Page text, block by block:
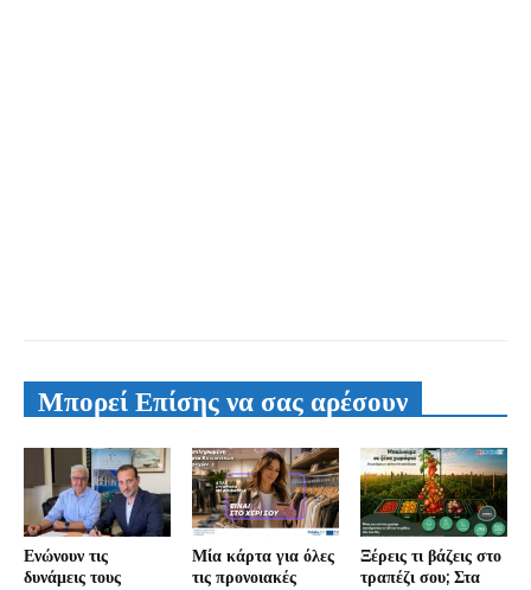
Μπορεί Επίσης να σας αρέσουν
Ενώνουν τις
δυνάμεις τους
Μία κάρτα για όλες
τις προνοιακές
Ξέρεις τι βάζεις στο
τραπέζι σου; Στα